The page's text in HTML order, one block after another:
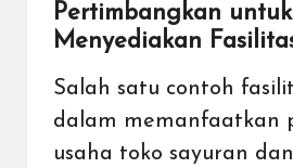
Pertimbangkan untuk
Menyediakan
Salah satu contoh
dalam memanfaatkan
usaha toko sayuran